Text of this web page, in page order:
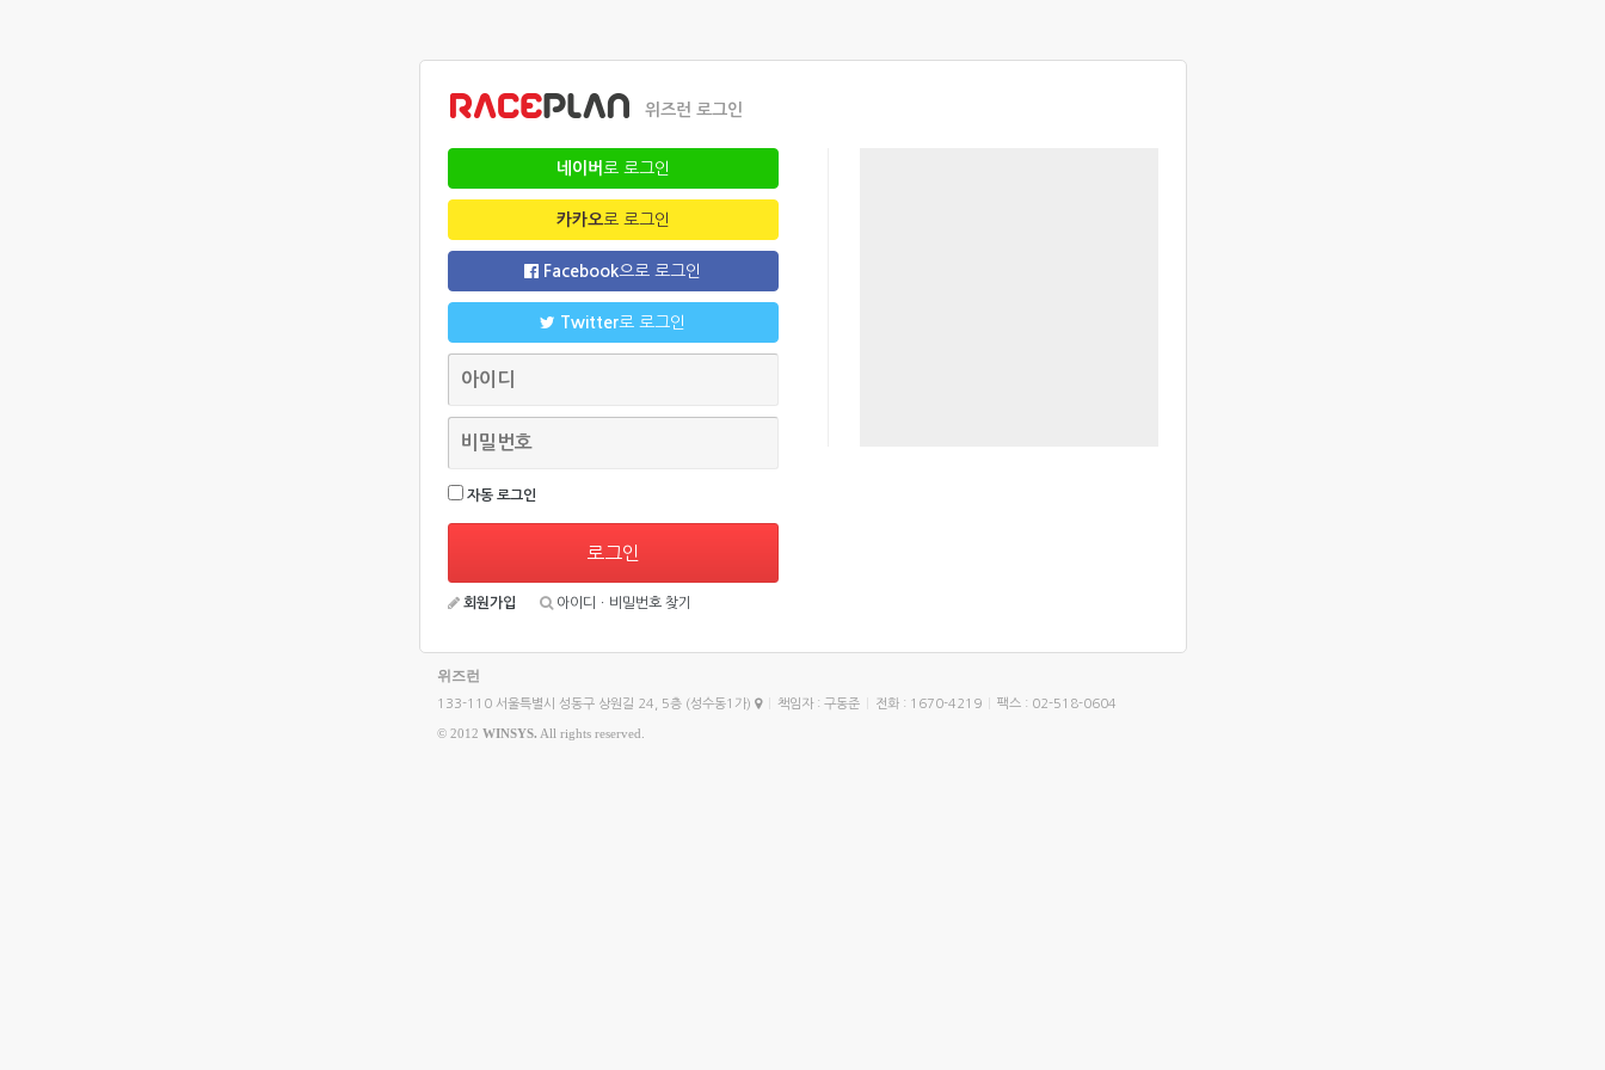
위즈런 로그인
네이버 로 로그인
카카오로 로그인
Facebook으로 로그인
Twitter로 로그인
자동 로그인
로그인
회원가입 아이디ㆍ비밀번호 찾기
위즈런
133-110 서울특별시 성동구 상원길 24, 5층 (성수동1가) 책임자 : 구동준 전화 : 1670-4219 팩스 : 02-518-0604
© 2012 WINSYS. All rights reserved.